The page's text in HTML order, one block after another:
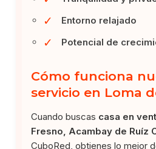
✓ Entorno relajado
✓ Potencial de
Cómo funciona
servicio en Loma
Cuando buscas casa en
Fresno, Acambay de Ruíz
CuboRed, obtienes lo mejor